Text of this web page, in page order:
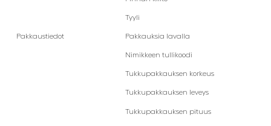
Tyyli
Pakkaustiedot Pakkauksia lavalla
Nimikkeen tullikoodi
Tukkupakkauksen korkeus
Tukkupakkauksen leveys
Tukkupakkauksen pituus